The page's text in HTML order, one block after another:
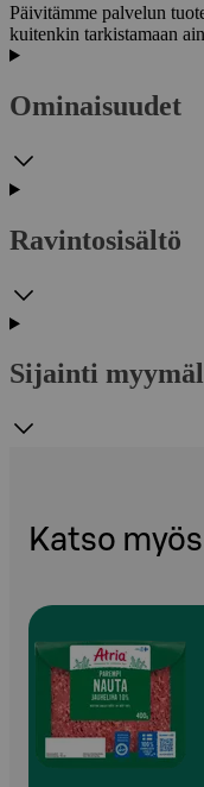
Päivitämme palvelun
kuitenkin tarkistamaan
Ominaisuudet
Ravintosisältö
Sijainti
Katso myös